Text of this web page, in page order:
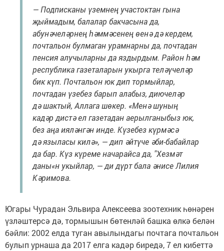
— Подписканы үземнең участоктан гына
җыймадым, балалар бакчасына да,
абунәчеләрнең һәммәсенең өенә дә кердем,
почтальон булмаган урамнарны да, почтадан
пенсия алучыларны да яздырдым. Район һәм
республика газеталарын укырга теләүчеләр
бик күп. Почтальон юк дип тормыйлар,
почтадан үзебез барып алабыз, диючеләр
дә шактый, Аллага шөкер. «Менә шуның
кадәр дистә ел газетадан аерылганыбыз юк,
без аңа ияләнгән инде. Күзебез күрмәсә
дә языласы килә», — дип әйтүче әби-бабайлар
да бар. Күз күреме начарайса да, "Хезмәт
даны«н укыйлар, — ди дүрт бала әнисе Лилия
Кәримова.
Югары Чурадан Эльвира Алексеева зоотехник һөнәрен
үзләштерсә дә, тормышын бөтенләй башка өлкә белән
бәйли: 2002 елда туган авылындагы почтага почтальон
булып урнаша да 2017 елга кадәр биредә, 7 ел кибеттә